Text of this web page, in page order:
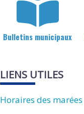
Bulletins municipaux
LIENS UTILES
Horaires des marées